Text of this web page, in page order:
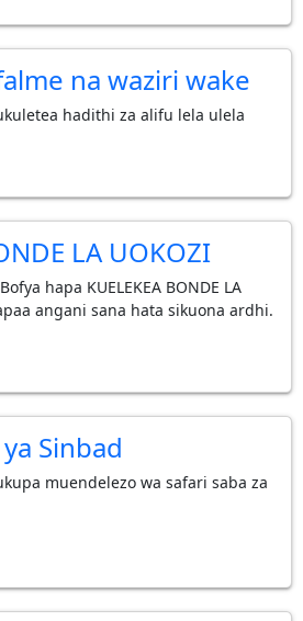
na waziri wake
hadithi za alifu lela ulela
LA UOKOZI
hapa KUELEKEA BONDE LA
angani sana hata sikuona ardhi.
Sinbad
muendelezo wa safari saba za